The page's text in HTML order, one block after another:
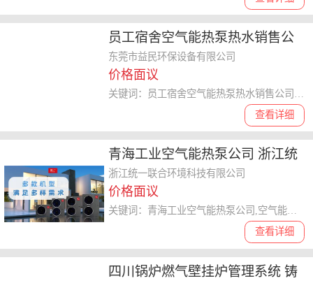
员工宿舍空气能热泵热水销售公
司 东莞市益民环保设备供应
东莞市益民环保设备有限公司
价格面议
查看详细
青海工业空气能热泵公司 浙江统
一联合环境科技供应
浙江统一联合环境科技有限公司
价格面议
查看详细
四川锅炉燃气壁挂炉管理系统 铸